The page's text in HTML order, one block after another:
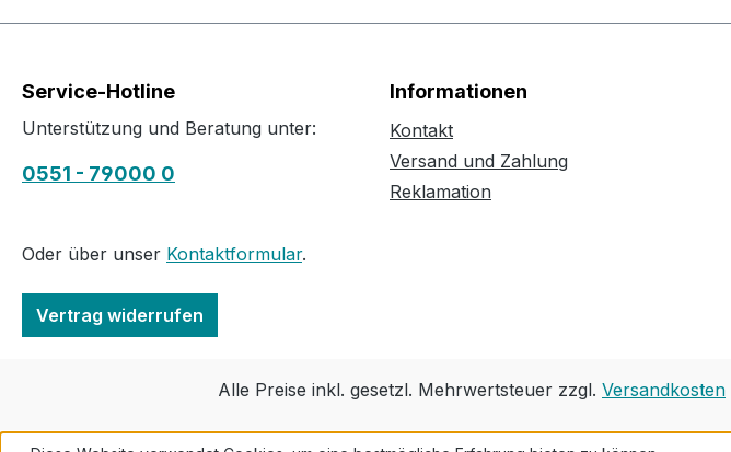
Service-Hotline
Unterstützung und Beratung unter:
0551 - 79000 0
Oder über unser Kontaktformular.
Vertrag widerrufen
Informationen
Kontakt
Versand und Zahlung
Reklamation
Alle Preise inkl. gesetzl. Mehrwertsteuer zzgl. Versandkosten